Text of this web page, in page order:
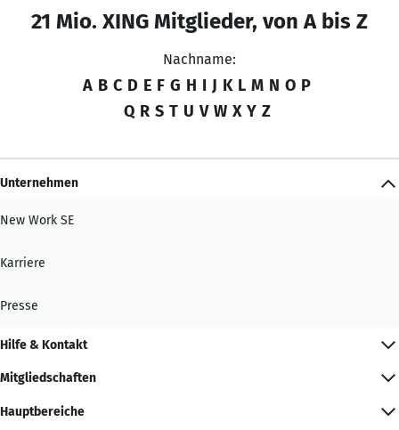
21 Mio. XING Mitglieder, von A bis Z
Nachname:
A B C D E F G H I J K L M N O P
Q R S T U V W X Y Z
Unternehmen
New Work SE
Karriere
Presse
Hilfe & Kontakt
Mitgliedschaften
Hauptbereiche